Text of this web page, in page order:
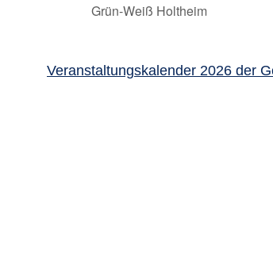
Grün-Weiß Holtheim
Veranstaltungskalender 2026 der